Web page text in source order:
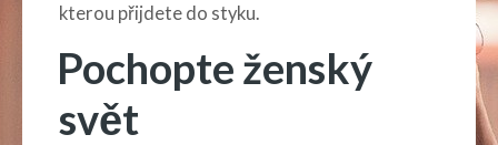
kterou přijdete do styku.
Pochopte ženský
svět